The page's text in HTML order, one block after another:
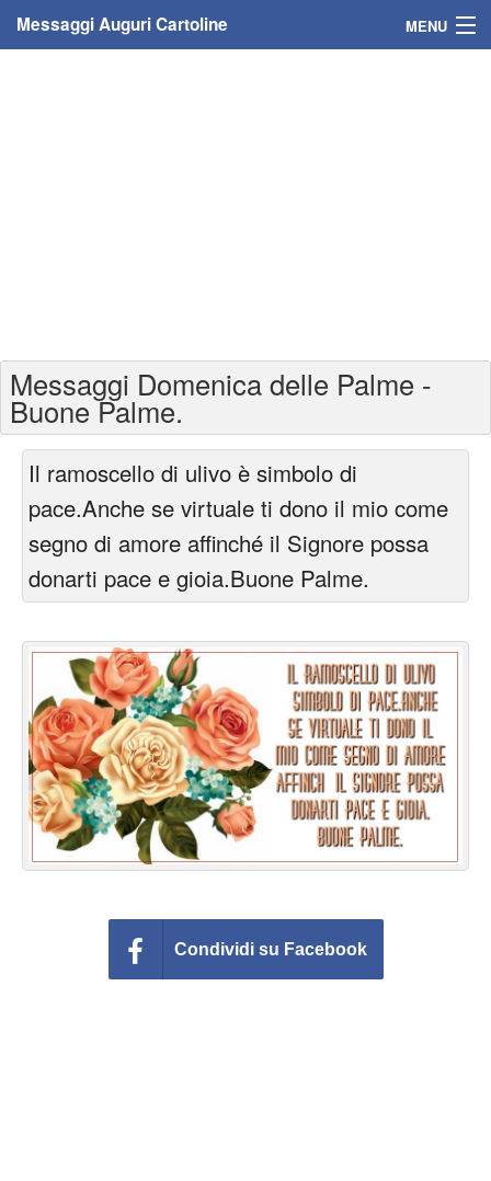
Messaggi Auguri Cartoline MENU
Cartoline auguri anni
Cartoline giorni anno
Cartoline giorni settimana
Cartoline musicali
Cartoline animate
Messaggi Domenica delle Palme -
Buone Palme.
Il ramoscello di ulivo è simbolo di
pace.Anche se virtuale ti dono il mio come
segno di amore affinché il Signore possa
donarti pace e gioia.Buone Palme.
Condividi su Facebook